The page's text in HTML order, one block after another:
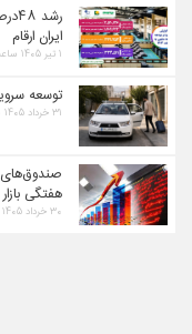
ایران ارقام
۱ تیر ۱۴۰۵ ساعت ۱۰:۰۸
توسعه
۳۱ خرداد ۱۴۰۵ ساعت ۰۹:۰۳
صندوق‌های
هفتگی بازار سهام
۳۰ خرداد ۱۴۰۵ ساعت ۰۹:۱۰